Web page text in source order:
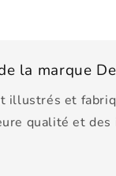
la marque
illustrés et
qualité et